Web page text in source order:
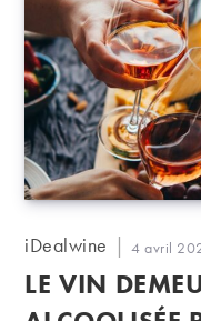
Auteur/autrice
la
publication :
iDealwine
Publication
publiée :
4 avril
LE VIN